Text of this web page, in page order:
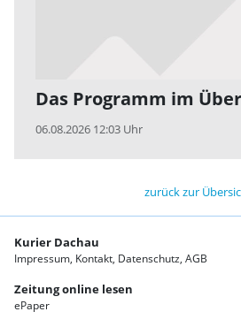
Das Programm im
06.08.2026 12:03 Uhr
zurück zur
Kurier Dachau
Impressum Kontakt Datenschutz AGB
Zeitung online lesen
ePaper